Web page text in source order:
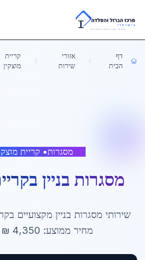
Skip to main content
דף
הבית
אזורי
שירות
קריית
מוצקין
מסגרות• קריית
מסגרות בניין ב
שירותי מסגרות בניין מקצועיים ב
מחיר ממוצע: 4,350
₪